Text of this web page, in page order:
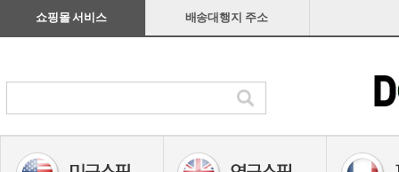
쇼핑몰 서비스 배송대행지 주소